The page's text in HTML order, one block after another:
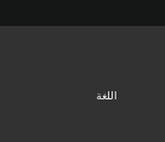
اللغة